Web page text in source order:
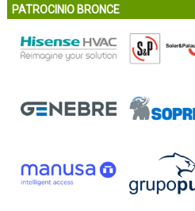
PATROCINIO BRONCE